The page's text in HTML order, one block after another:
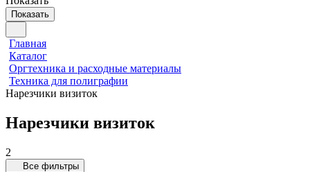
Показать
Главная
Каталог
Оргтехника и расходные материалы
Техника для полиграфии
Нарезчики визиток
Нарезчики визиток
2
Все фильтры